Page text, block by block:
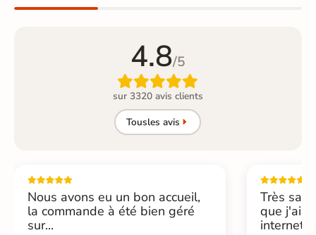
4.8/5

sur 3320 avis clients
Tousles avis
Nous avons eu un bon accueil,
la commande à été bien géré
sur...
Très
que j'ai
internet....